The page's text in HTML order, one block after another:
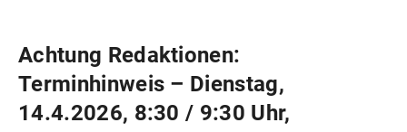
Achtung Redaktionen:
Terminhinweis – Dienstag,
14.4.2026, 8:30 / 9:30 Uhr,